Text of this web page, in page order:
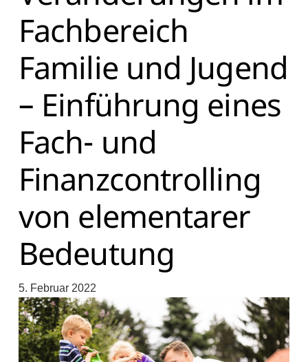
Fachbereich
Familie und Jugend
– Einführung eines
Fach- und
Finanzcontrolling
von elementarer
Bedeutung
5. Februar 2022